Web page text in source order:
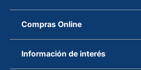
Quiénes somos
Auteco sostenible
Movilidad Segura
Compras Online
¿Dónde está tu pedido?
Información de interés